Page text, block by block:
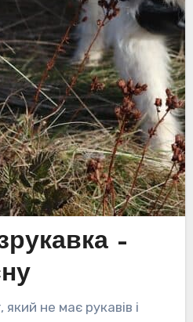
–
не має рукавів і